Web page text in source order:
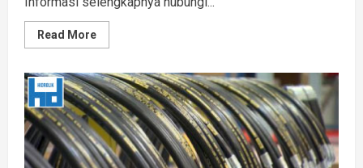
Read MoreRead
more
Selang
Hidrolik
Sumatera
Murah Bergaransi
Resmi